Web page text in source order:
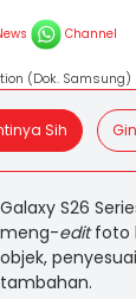
Channel
(Dok. Samsung)
Sih
Galaxy S26
meng-editfoto
objek,
tambahan.